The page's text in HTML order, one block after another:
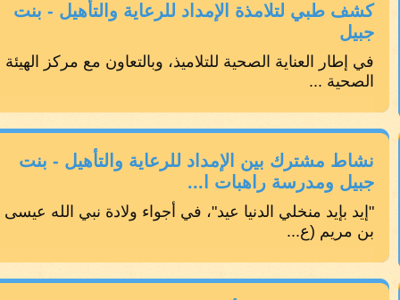
كشف طبي لتلامذة الإمداد للرعاية والتأهيل - بنت
جبيل
في إطار العناية الصحية للتلاميذ، وبالتعاون مع مركز الهيئة
الصحية ...
نشاط مشترك بين الإمداد للرعاية والتأهيل - بنت
جبيل ومدرسة راهبات ا...
"إيد بإيد منخلي الدنيا عيد"، في أجواء ولادة نبي الله عيسى
بن مريم (ع...